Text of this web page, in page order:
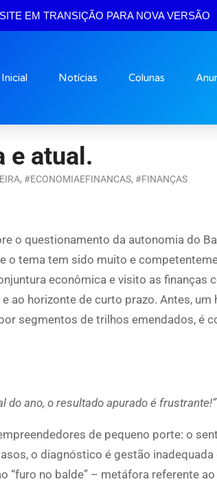
EM TRANSIÇÃO PARA NOVA VERSÃO
Notícias Colunas
e atual.
, #ECONOMIAEFINANCAS, #FINANÇAS
o questionamento da autonomia do
o tema tem sido muito e
econômica e visito as finanças
ao horizonte de curto prazo. Antes, um
segmentos de trilhos emendados, é
do ano, o resultado apurado é frustrante!”
de pequeno porte: o
o diagnóstico é gestão
no balde” – metáfora referente